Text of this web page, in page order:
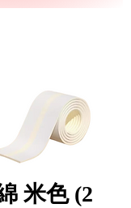
米色 (2